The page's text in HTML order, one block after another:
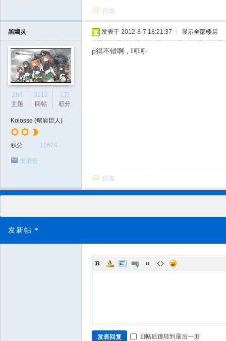
回复
黑幽灵
288
主题
3212
回帖
1万
积分
Kolosse (熔岩巨人)
积分 10624
发消息
发表于 2012-8-7 18:21:37 显示全部楼层
p得不错啊，呵呵·
回复
发新帖
发表回复 回帖后跳转到最后一页